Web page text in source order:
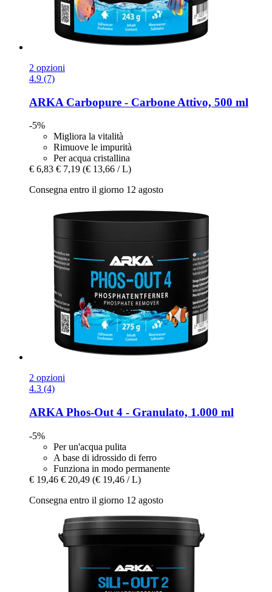
2 opzioni
4.9 (7)
ARKA Carbopure -​ Carbone Attivo, 500 ml
-5%
Migliora la vitalità
Rimuove le impurità
Per acqua cristallina
€ 6,83 € 7,19 (€ 13,66 / L)
Consegna entro il giorno 12 agosto
2 opzioni
4.3 (4)
ARKA Phos-​Out 4 -​ Granulato, 1.000 ml
-5%
Per un'acqua pulita
A base di idrossido di ferro
Funziona in modo permanente
€ 19,46 € 20,49 (€ 19,46 / L)
Consegna entro il giorno 12 agosto